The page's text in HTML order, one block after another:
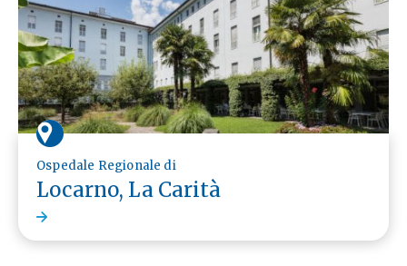
Ospedale Regionale di
Locarno, La Carità